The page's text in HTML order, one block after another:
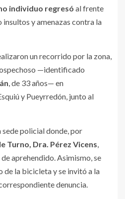
individuo regresó al frente
y amenazas contra la
un recorrido por la zona,
—identificado
, de 33 años— en
y Pueyrredón, junto al
policial donde, por
Turno, Dra. Pérez Vicens,
aprehendido. Asimismo, se
de la bicicleta y se invitó a la
denuncia.